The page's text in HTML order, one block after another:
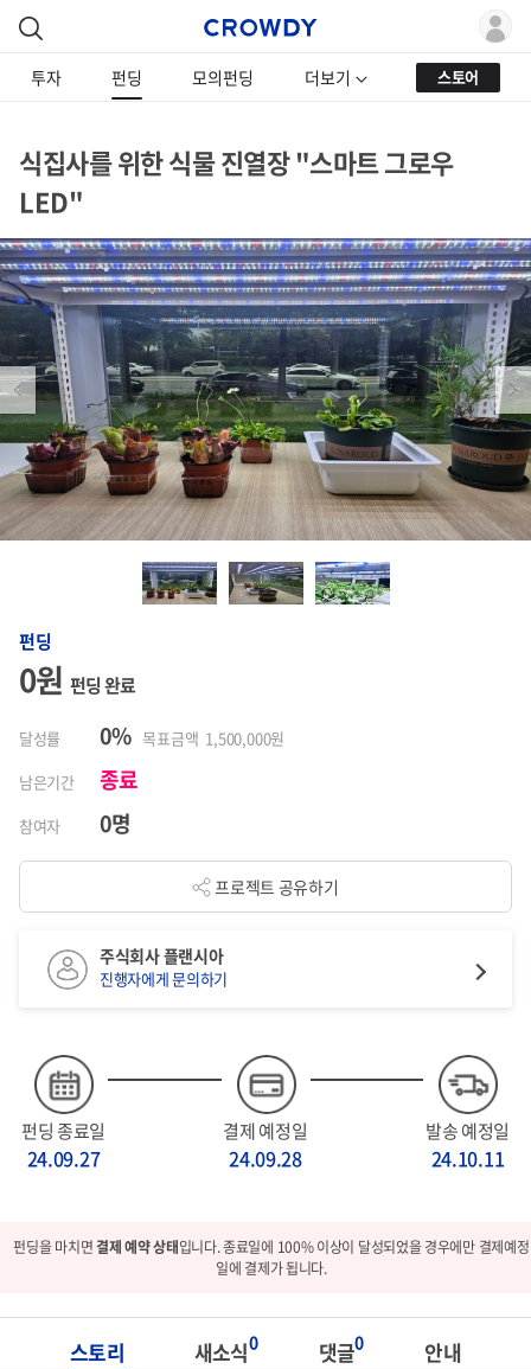
투자 펀딩 모의펀딩 더보기 스토어
식집사를 위한 식물 진열장 "스마트 그로우
LED"
Previous Next
펀딩
0원 펀딩 완료
달성률 0% 목표금액 1,500,000원
남은기간
종료
참여자 0명
프로젝트 공유하기
펀딩 종료일
24.09.27
결제 예정일
24.09.28
발송 예정일
24.10.11
주식회사 플랜시아
진행자에게 문의하기
펀딩을 마치면결제 예약 상태입니다. 종료일에 100% 이상이 달성되었을 경우에만 결제예정
일에 결제가 됩니다.
스토리 새소식0 댓글0 안내